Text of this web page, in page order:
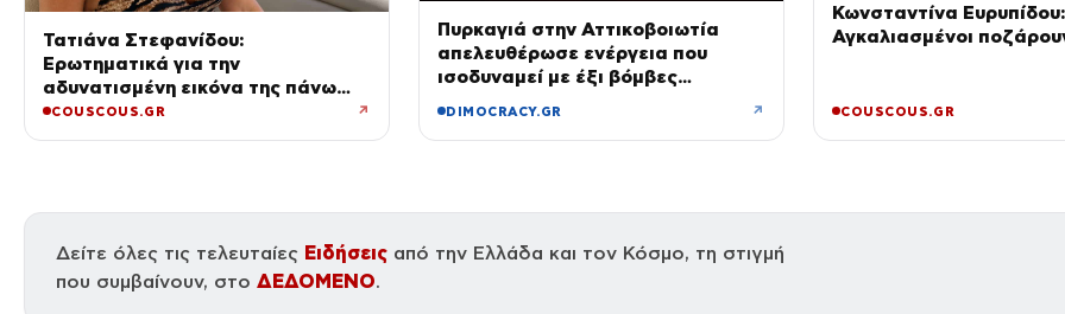
Τατιάνα Στεφανίδου:
Ερωτηματικά για την
αδυνατισμένη εικόνα της πάνω
στο σκάφος – Τι συμβαίνει με την
COUSCOUS.GR ↗
Πυρκαγιά στην Αττικοβοιωτία
απελευθέρωσε ενέργεια που
ισοδυναμεί με έξι βόμβες
DIMOCRACY.GR ↗
Κωνσταντίνα Ευρυπίδου:
Αγκαλιασμένοι
COUSCOUS.GR
Δείτε όλες τις τελευταίες Ειδήσεις από την Ελλάδα και τον Κόσμο, τη στιγμή
που συμβαίνουν, στο ΔΕΔΟΜΕΝΟ.